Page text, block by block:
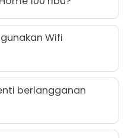
Wifi
berlangganan